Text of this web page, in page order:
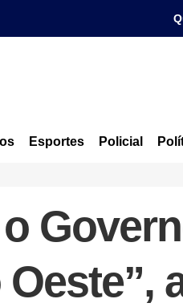
Esportes Policial